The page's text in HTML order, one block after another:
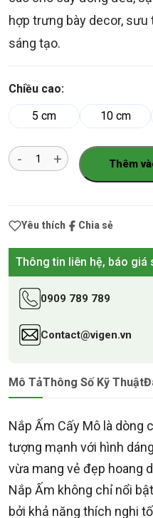
hợp trưng bày decor, sưu
sáng tạo.
Chiều cao:
5 cm
10 cm
Số
lượng
Thêm
Yêu thích Chia sẻ
Thông tin liên hệ, báo giá
0909 789 789
Contact@vigen.vn
Mô TảThông Số Kỹ Thuật
Nắp Ấm Cấy Mô là dòng
tượng mạnh với hình
vừa mang vẻ đẹp hoang
Nắp Ấm không chỉ nổi
bởi khả năng thích nghi